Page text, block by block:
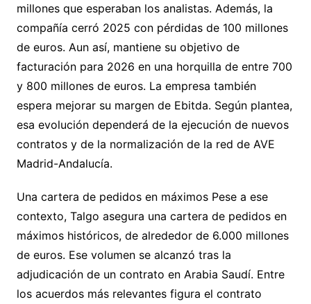
millones que esperaban los analistas. Además, la
compañía cerró 2025 con pérdidas de 100 millones
de euros. Aun así, mantiene su objetivo de
facturación para 2026 en una horquilla de entre 700
y 800 millones de euros. La empresa también
espera mejorar su margen de Ebitda. Según plantea,
esa evolución dependerá de la ejecución de nuevos
contratos y de la normalización de la red de AVE
Madrid-Andalucía.
Una cartera de pedidos en máximos Pese a ese
contexto, Talgo asegura una cartera de pedidos en
máximos históricos, de alrededor de 6.000 millones
de euros. Ese volumen se alcanzó tras la
adjudicación de un contrato en Arabia Saudí. Entre
los acuerdos más relevantes figura el contrato